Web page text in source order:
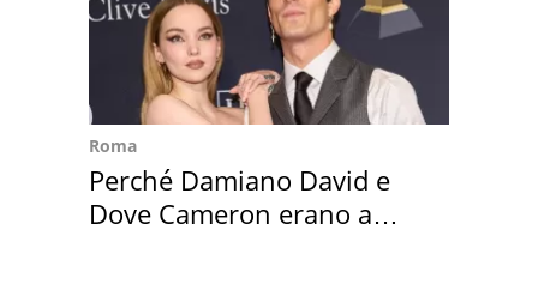
Roma
Perché Damiano David e
Dove Cameron erano a